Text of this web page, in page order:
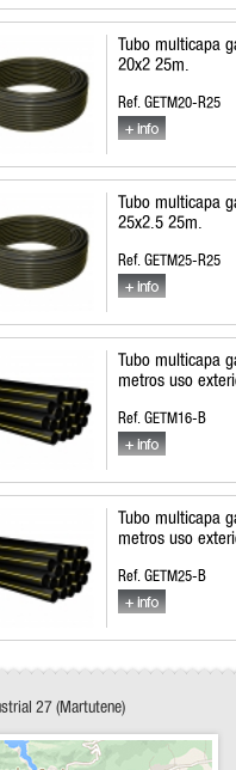
Tubo multicapa
20x2 25m.
Ref. GETM20-R25
Tubo multicapa
25x2.5 25m.
Ref. GETM25-R25
Tubo multicapa
metros uso
Ref. GETM16-B
Tubo multicapa
metros uso
Ref. GETM25-B
27 (Martutene)